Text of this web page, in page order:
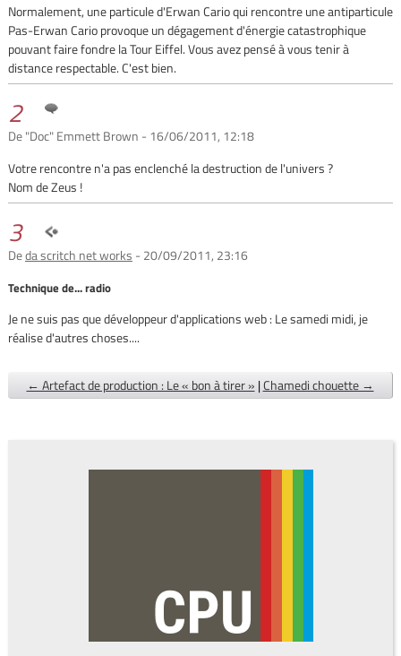
Normalement, une particule d'Erwan Cario qui rencontre une antiparticule
Pas-Erwan Cario provoque un dégagement d'énergie catastrophique
pouvant faire fondre la Tour Eiffel. Vous avez pensé à vous tenir à
distance respectable. C'est bien.
2
De "Doc" Emmett Brown - 16/06/2011, 12:18
Votre rencontre n'a pas enclenché la destruction de l'univers ?
Nom de Zeus !
3
Deda scritch net works - 20/09/2011, 23:16
Technique de... radio
Je ne suis pas que développeur d'applications web : Le samedi midi, je
réalise d'autres choses....
← Artefact de production : Le « bon à tirer » |Chamedi chouette →